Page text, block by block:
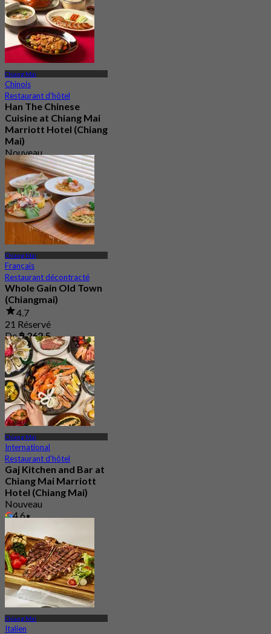
Chiang Mai
Chinois
Restaurant d'hôtel
Han The Chinese
Cuisine at Chiang Mai
Marriott Hotel (Chiang
Mai)
Nouveau
4.4
De฿ 297.5
Chiang Mai
Français
Restaurant décontracté
Whole Gain Old Town
(Chiangmai)
4.7
21 Réservé
De฿ 262.5
Chiang Mai
International
Restaurant d'hôtel
Gaj Kitchen and Bar at
Chiang Mai Marriott
Hotel (Chiang Mai)
Nouveau
4.6
Chiang Mai
Italien